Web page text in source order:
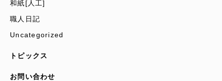
和紙[人工]
職人日記
Uncategorized
トピックス
お問い合わせ